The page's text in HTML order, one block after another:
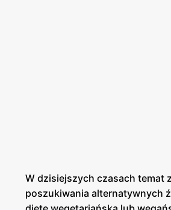
W dzisiejszych czasach temat
poszukiwania alternatywnych